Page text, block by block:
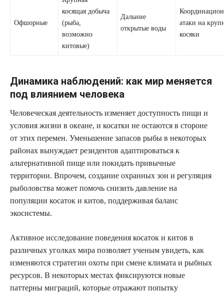
Офшорные
косящая добыча
(рыба,
возможно
китовые)
Дальние
открытые воды
атаки на
косяки
Динамика наблюдений: как мир меняется
под влиянием человека
Человеческая деятельность изменяет доступность пищи и
условия жизни в океане, и косатки не остаются в стороне
от этих перемен. Уменьшение запасов рыбы в некоторых
районах вынуждает резидентов адаптироваться к
альтернативной пище или покидать привычные
территории. Впрочем, создание охранных зон и регуляция
рыболовства может помочь снизить давление на
популяции косаток и китов, поддерживая баланс
экосистемы.
Активное исследование поведения косаток и китов в
различных уголках мира позволяет ученым увидеть, как
изменяются стратегии охоты при смене климата и рыбных
ресурсов. В некоторых местах фиксируются новые
паттерны миграций, которые отражают попытку